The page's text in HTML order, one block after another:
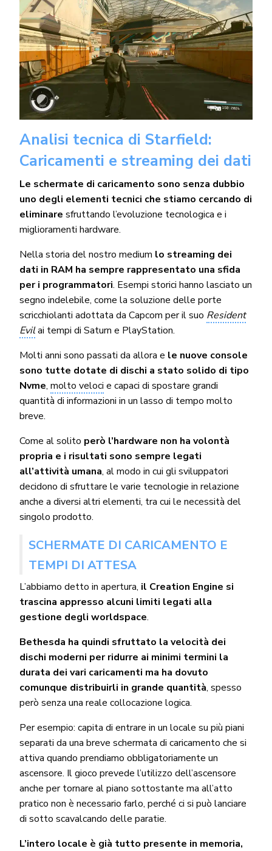
Analisi tecnica di Starfield:
Caricamenti e streaming dei dati
Le schermate di caricamento sono senza dubbio
uno degli elementi tecnici che stiamo cercando di
eliminare sfruttando l’evoluzione tecnologica e i
miglioramenti hardware.
Nella storia del nostro medium lo streaming dei
dati in RAM ha sempre rappresentato una sfida
per i programmatori. Esempi storici hanno lasciato un
segno indelebile, come la soluzione delle porte
scricchiolanti adottata da Capcom per il suo Resident
Evilai tempi di Saturn e PlayStation.
Molti anni sono passati da allora e le nuove console
sono tutte dotate di dischi a stato solido di tipo
Nvme, molto veloci e capaci di spostare grandi
quantità di informazioni in un lasso di tempo molto
breve.
Come al solito però l’hardware non ha volontà
propria e i risultati sono sempre legati
all’attività umana, al modo in cui gli sviluppatori
decidono di sfruttare le varie tecnologie in relazione
anche a diversi altri elementi, tra cui le necessità del
singolo prodotto.
SCHERMATE DI CARICAMENTO E
TEMPI DI ATTESA
L’abbiamo detto in apertura, il Creation Engine si
trascina appresso alcuni limiti legati alla
gestione degli worldspace.
Bethesda ha quindi sfruttato la velocità dei
dischi moderni per ridurre ai minimi termini la
durata dei vari caricamenti ma ha dovuto
comunque distribuirli in grande quantità, spesso
però senza una reale collocazione logica.
Per esempio: capita di entrare in un locale su più piani
separati da una breve schermata di caricamento che si
attiva quando prendiamo obbligatoriamente un
ascensore. Il gioco prevede l’utilizzo dell’ascensore
anche per tornare al piano sottostante ma all’atto
pratico non è necessario farlo, perché ci si può lanciare
di sotto scavalcando delle paratie.
L’intero locale è già tutto presente in memoria,